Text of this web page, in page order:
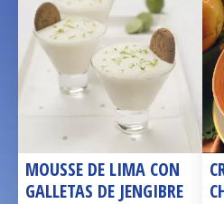
MOUSSE DE LIMA CON
GALLETAS DE JENGIBRE